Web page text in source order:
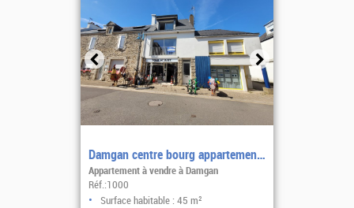
Damgan centre bourg appartement lumineux
Appartement à vendre à Damgan
Réf.:1000
Surface habitable : 45 m²